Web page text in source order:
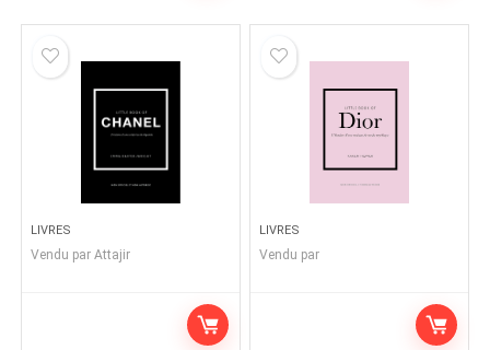
LIVRES
Vendu par Attajir
LIVRES
Vendu par